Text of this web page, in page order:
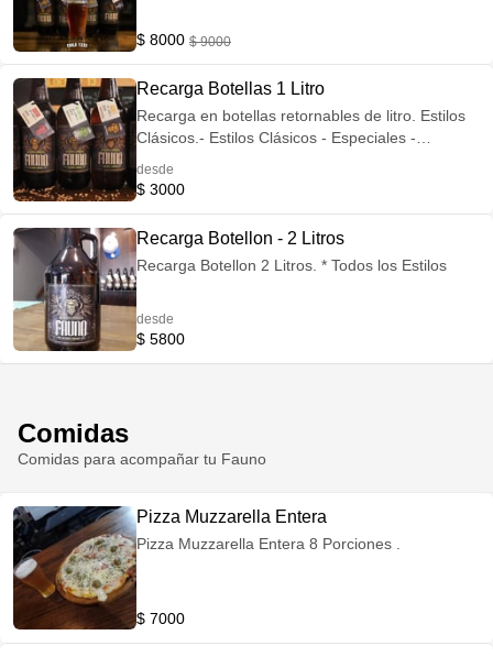
$ 8000 $ 9000
Recarga Botellas 1 Litro
Recarga en botellas retornables de litro. Estilos
Clásicos.- Estilos Clásicos - Especiales -
desde
$ 3000
Recarga Botellon - 2 Litros
Recarga Botellon 2 Litros. * Todos los Estilos
desde
$ 5800
Comidas
Comidas para acompañar tu Fauno
Pizza Muzzarella Entera
Pizza Muzzarella Entera 8 Porciones .
$ 7000